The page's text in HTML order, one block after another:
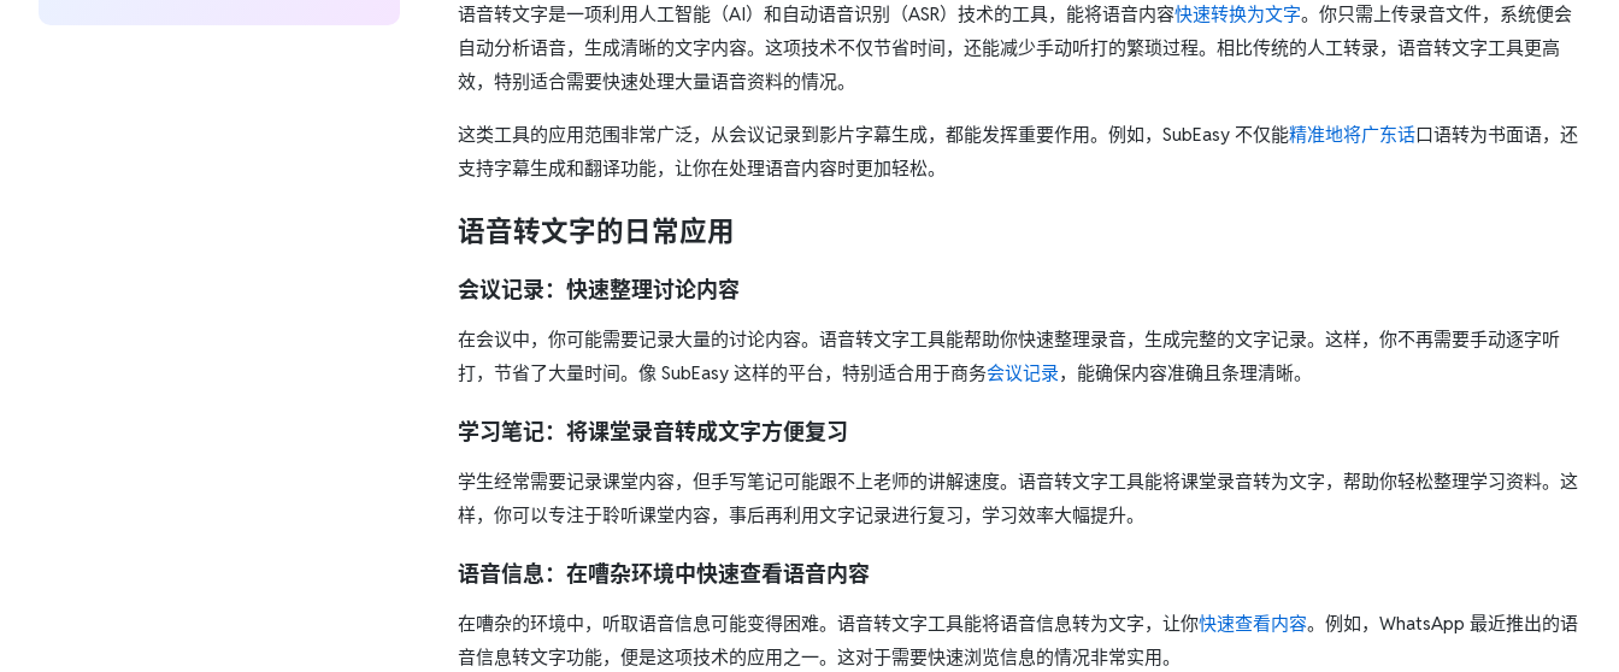
语音转文字是一项利用人工智能（AI）和自动语音识别（ASR）技术的工具，能将语音内容快速转换为文字。你只需上传录音文件，系统便会
自动分析语音，生成清晰的文字内容。这项技术不仅节省时间，还能减少手动听打的繁琐过程。相比传统的人工转录，语音转文字工具更高
效，特别适合需要快速处理大量语音资料的情况。
这类工具的应用范围非常广泛，从会议记录到影片字幕生成，都能发挥重要作用。例如，SubEasy 不仅能精准地将广东话口语转为书面语，还
支持字幕生成和翻译功能，让你在处理语音内容时更加轻松。
语音转文字的日常应用
会议记录：快速整理讨论内容
在会议中，你可能需要记录大量的讨论内容。语音转文字工具能帮助你快速整理录音，生成完整的文字记录。这样，你不再需要手动逐字听
打，节省了大量时间。像 SubEasy 这样的平台，特别适合用于商务会议记录，能确保内容准确且条理清晰。
学习笔记：将课堂录音转成文字方便复习
学生经常需要记录课堂内容，但手写笔记可能跟不上老师的讲解速度。语音转文字工具能将课堂录音转为文字，帮助你轻松整理学习资料。这
样，你可以专注于聆听课堂内容，事后再利用文字记录进行复习，学习效率大幅提升。
语音信息：在嘈杂环境中快速查看语音内容
在嘈杂的环境中，听取语音信息可能变得困难。语音转文字工具能将语音信息转为文字，让你快速查看内容。例如，WhatsApp 最近推出的语
音信息转文字功能，便是这项技术的应用之一。这对于需要快速浏览信息的情况非常实用。